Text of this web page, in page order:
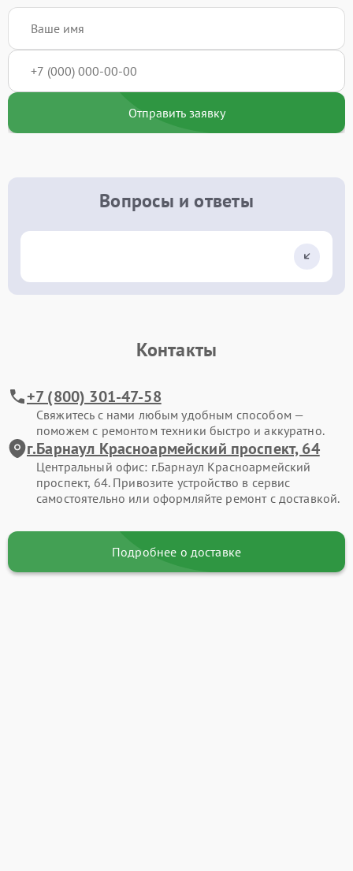
Отправить заявку
Вопросы и ответы
Контакты
+7 (800) 301-47-58
Свяжитесь с нами любым удобным способом —
поможем с ремонтом техники быстро и аккуратно.
г.Барнаул Красноармейский проспект, 64
Центральный офис: г.Барнаул Красноармейский
проспект, 64. Привозите устройство в сервис
самостоятельно или оформляйте ремонт с доставкой.
Подробнее о доставке